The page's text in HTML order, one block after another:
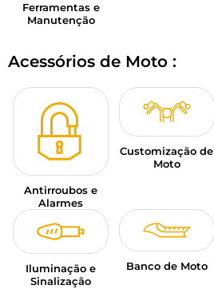
Ferramentas e
Manutenção
Acessórios de Moto :
Antirroubos e
Alarmes
Customização de
Moto
Iluminação e
Sinalização
Banco de Moto